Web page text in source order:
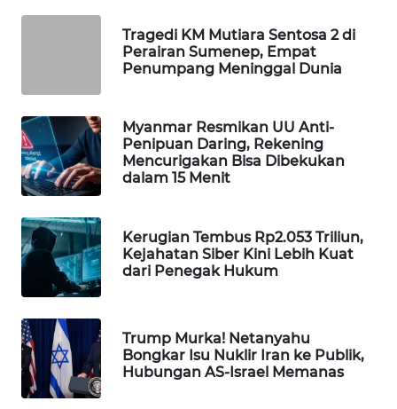
Tragedi KM Mutiara Sentosa 2 di
Perairan Sumenep, Empat
Penumpang Meninggal Dunia
Myanmar Resmikan UU Anti-
Penipuan Daring, Rekening
Mencurigakan Bisa Dibekukan
dalam 15 Menit
Kerugian Tembus Rp2.053 Triliun,
Kejahatan Siber Kini Lebih Kuat
dari Penegak Hukum
Trump Murka! Netanyahu
Bongkar Isu Nuklir Iran ke Publik,
Hubungan AS-Israel Memanas
LAPAK
WAHANA
Wahana
Network
KONSUMEN
LISTRIK
KELISTRIKAN
WALINKI
ID